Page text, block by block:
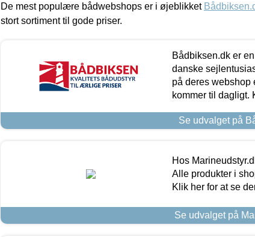
De mest populære bådwebshops er i øjeblikket
stort sortiment til gode priser.
Bådbiksen.dk er
danske
på deres webshop
kommer til dagligt.
Se udvalget på
Hos
Alle produkter i
Klik her for at se
Se udvalget på